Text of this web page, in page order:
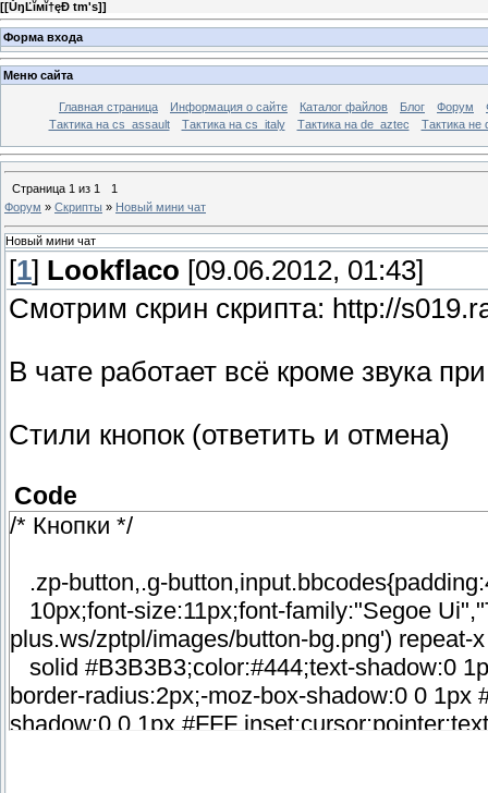
[[ŮŋĽĭмĭ†ęÐ tm's]]
Форма входа
Меню сайта
Главная страница Информация о сайте Каталог файлов Блог Форум
Тактика на сs_assault
Тактика на cs_italy Тактика на de_aztec Тактика не
Страница 1 из 1
1
Форум » Скрипты » Новый мини чат
Новый мини чат
[1] Lookflaco [09.06.2012, 01:43]
Смотрим скрин скрипта: http://
В чате работает всё кроме звука
Стили кнопок (ответить и отмена)
Code
/* Кнопки */
.zp-button,.g-
10px;font-size:11px;font-family:"Segoe
plus.ws/zptpl/images/button-bg.png')
solid #B3B3B3;color:#444;text-shadow:0
border-radius:2px;-moz-box-shadow:0 0
shadow:0 0 1px #FFF